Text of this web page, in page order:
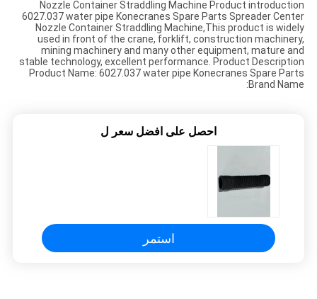
Nozzle Container Straddling Machine Product introduction
6027.037 water pipe Konecranes Spare Parts Spreader Center
Nozzle Container Straddling Machine,This product is widely
used in front of the crane, forklift, construction machinery,
mining machinery and many other equipment, mature and
stable technology, excellent performance. Product Description
Product Name: 6027.037 water pipe Konecranes Spare Parts
Brand Name:
احصل على افضل سعر ل
استمر